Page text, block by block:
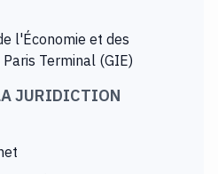
l'Économie et des
Paris Terminal (GIE)
JURIDICTION